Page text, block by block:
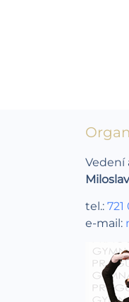
Vedení
tel.: 721
e-mail: